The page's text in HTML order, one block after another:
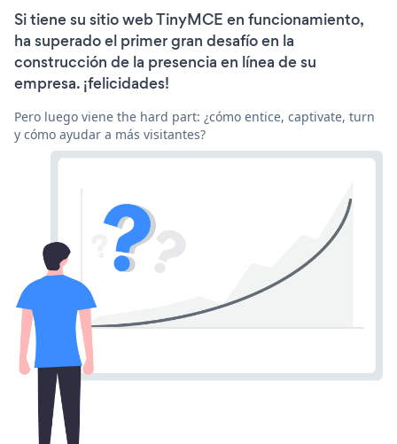
Si tiene su sitio web TinyMCE en funcionamiento,
ha superado el primer gran desafío en la
construcción de la presencia en línea de su
empresa. ¡felicidades!
Pero luego viene the hard part: ¿cómo entice, captivate, turn
y cómo ayudar a más visitantes?